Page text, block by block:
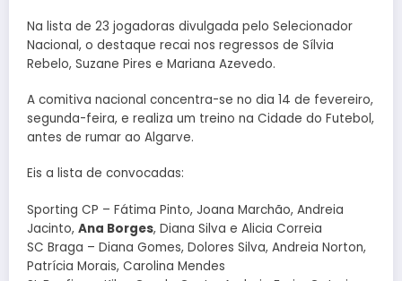
Na lista de 23 jogadoras divulgada pelo Selecionador
Nacional, o destaque recai nos regressos de Sílvia
Rebelo, Suzane Pires e Mariana Azevedo.
A comitiva nacional concentra-se no dia 14 de fevereiro,
segunda-feira, e realiza um treino na Cidade do Futebol,
antes de rumar ao Algarve.
Eis a lista de convocadas:
Sporting CP – Fátima Pinto, Joana Marchão, Andreia
Jacinto, Ana Borges, Diana Silva e Alicia Correia
SC Braga – Diana Gomes, Dolores Silva, Andreia Norton,
Patrícia Morais, Carolina Mendes